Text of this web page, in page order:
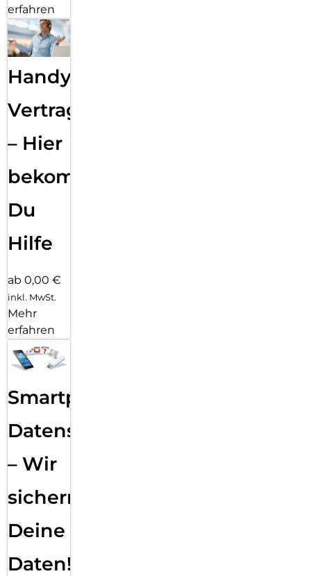
erfahren
Handy
Vertragsabwicklung
– Hier
bekommst
Du
Hilfe
ab 0,00 €
inkl. MwSt.
Mehr
erfahren
Smartphone
Datensicherung
– Wir
sichern
Deine
Daten!